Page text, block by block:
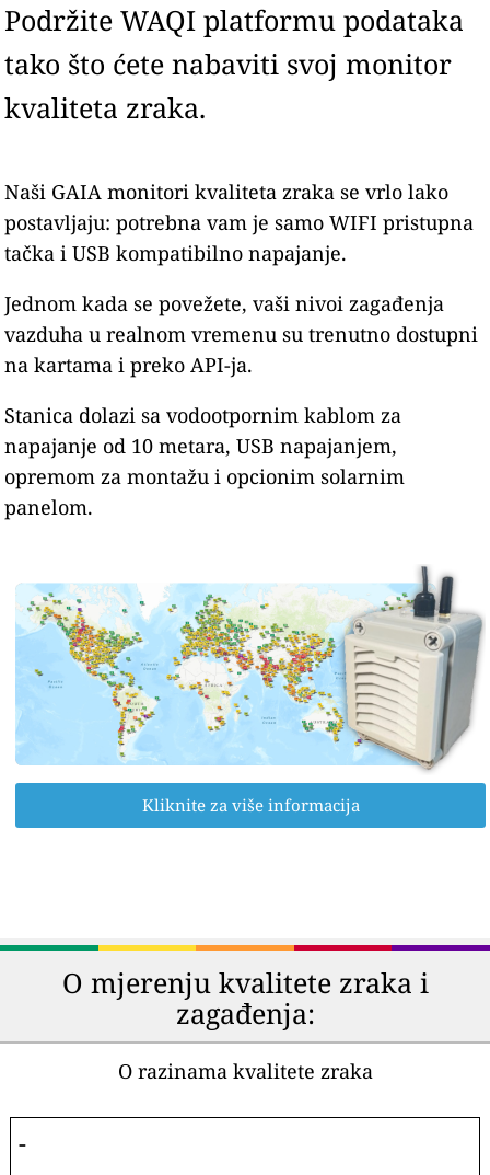
Podržite WAQI platformu podataka
tako što ćete nabaviti svoj monitor
kvaliteta zraka.
Naši GAIA monitori kvaliteta zraka se vrlo lako
postavljaju: potrebna vam je samo WIFI pristupna
tačka i USB kompatibilno napajanje.
Jednom kada se povežete, vaši nivoi zagađenja
vazduha u realnom vremenu su trenutno dostupni
na kartama i preko API-ja.
Stanica dolazi sa vodootpornim kablom za
napajanje od 10 metara, USB napajanjem,
opremom za montažu i opcionim solarnim
panelom.
Kliknite za više informacija
O mjerenju kvalitete zraka i
zagađenja:
O razinama kvalitete zraka
-